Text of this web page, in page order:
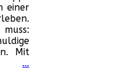
einer
Mit
…